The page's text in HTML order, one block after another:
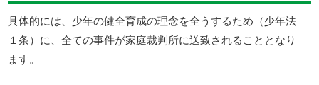
具体的には、少年の健全育成の理念を全うするため（少年法
１条）に、全ての事件が家庭裁判所に送致されることとなり
ます。